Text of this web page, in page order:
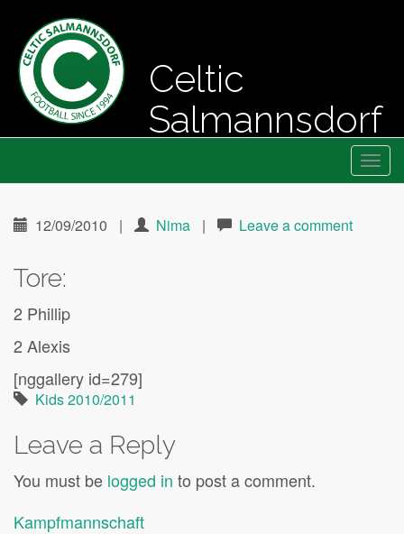
Celtic
Salmannsdorf
Menu
12/09/2010 | Nima | Leave a comment
Tore:
2 Phillip
2 Alexis
[nggallery id=279]
Kids 2010/2011
Leave a Reply
You must be logged in to post a comment.
Kampfmannschaft